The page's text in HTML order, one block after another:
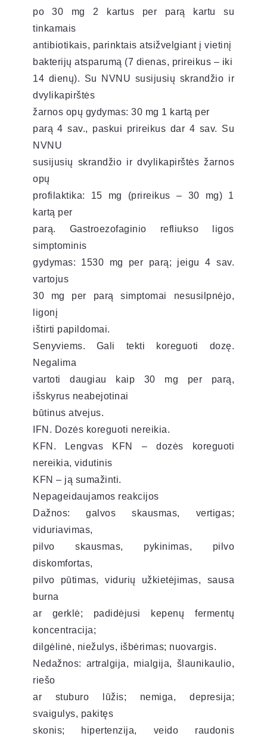
po 30 mg 2 kartus per parą kartu su
tinkamais
antibiotikais, parinktais atsižvelgiant į vietinį
bakterijų atsparumą (7 dienas, prireikus – iki
14 dienų). Su NVNU susijusių skrandžio ir
dvylikapirštės
žarnos opų gydymas: 30 mg 1 kartą per
parą 4 sav., paskui prireikus dar 4 sav. Su
NVNU
susijusių skrandžio ir dvylikapirštės žarnos
opų
profilaktika: 15 mg (prireikus – 30 mg) 1
kartą per
parą. Gastroezofaginio refliukso ligos
simptominis
gydymas: 1530 mg per parą; jeigu 4 sav.
vartojus
30 mg per parą simptomai nesusilpnėjo,
ligonį
ištirti papildomai.
Senyviems. Gali tekti koreguoti dozę.
Negalima
vartoti daugiau kaip 30 mg per parą,
išskyrus neabejotinai
būtinus atvejus.
IFN. Dozės koreguoti nereikia.
KFN. Lengvas KFN – dozės koreguoti
nereikia, vidutinis
KFN – ją sumažinti.
Nepageidaujamos reakcijos
Dažnos: galvos skausmas, vertigas;
viduriavimas,
pilvo skausmas, pykinimas, pilvo
diskomfortas,
pilvo pūtimas, vidurių užkietėjimas, sausa
burna
ar gerklė; padidėjusi kepenų fermentų
koncentracija;
dilgėlinė, niežulys, išbėrimas; nuovargis.
Nedažnos: artralgija, mialgija, šlaunikaulio,
riešo
ar stuburo lūžis; nemiga, depresija;
svaigulys, pakitęs
skonis; hipertenzija, veido raudonis